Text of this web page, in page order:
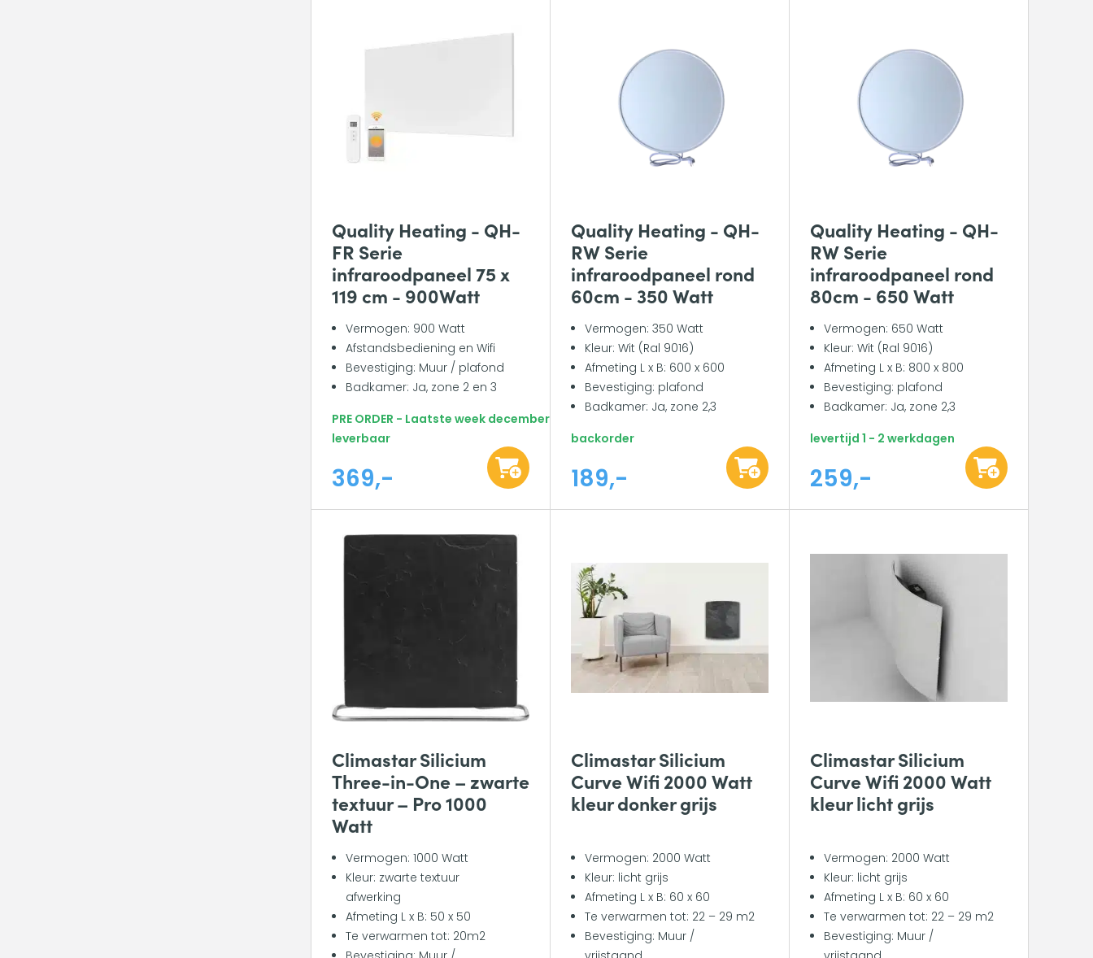
Quality Heating - QH-
FR Serie
infraroodpaneel 75 x
119 cm - 900Watt
Vermogen: 900 Watt
Afstandsbediening en Wifi
Bevestiging: Muur / plafond
Badkamer: Ja, zone 2 en 3
PRE ORDER - Laatste week december
leverbaar
369,-
Quality Heating - QH-
RW Serie
infraroodpaneel rond
60cm - 350 Watt
Vermogen: 350 Watt
Kleur: Wit (Ral 9016)
Afmeting L x B: 600 x 600
Bevestiging: plafond
Badkamer: Ja, zone 2,3
backorder
189,-
Quality Heating - QH-
RW Serie
infraroodpaneel rond
80cm - 650 Watt
Vermogen: 650 Watt
Kleur: Wit (Ral 9016)
Afmeting L x B: 800 x 800
Bevestiging: plafond
Badkamer: Ja, zone 2,3
levertijd 1 - 2 werkdagen
259,-
Climastar Silicium
Three-in-One – zwarte
textuur – Pro 1000
Watt
Vermogen: 1000 Watt
Kleur: zwarte textuur
afwerking
Afmeting L x B: 50 x 50
Te verwarmen tot: 20m2
Climastar Silicium
Curve Wifi 2000 Watt
kleur donker grijs
Vermogen: 2000 Watt
Kleur: licht grijs
Afmeting L x B: 60 x 60
Te verwarmen tot: 22 – 29 m2
Bevestiging: Muur /
Climastar Silicium
Curve Wifi 2000 Watt
kleur licht grijs
Vermogen: 2000 Watt
Kleur: licht grijs
Afmeting L x B: 60 x 60
Te verwarmen tot: 22 – 29 m2
Bevestiging: Muur /